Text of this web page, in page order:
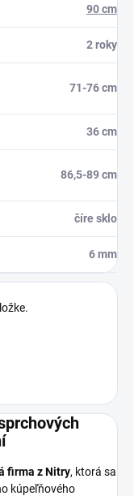
90 cm
2 roky
71-76 cm
36 cm
86,5-89 cm
číre sklo
6 mm
firma z Nitry, ktorá sa
kúpeľňového